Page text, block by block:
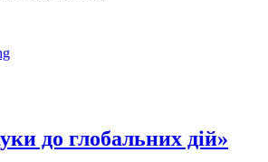
до глобальних дій»